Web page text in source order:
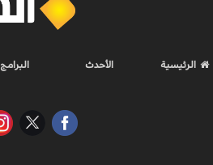
الرئيسية الأحدث البرامج